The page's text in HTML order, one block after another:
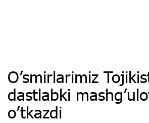
O’smirlarimiz
dastlabki
o’tkazdi